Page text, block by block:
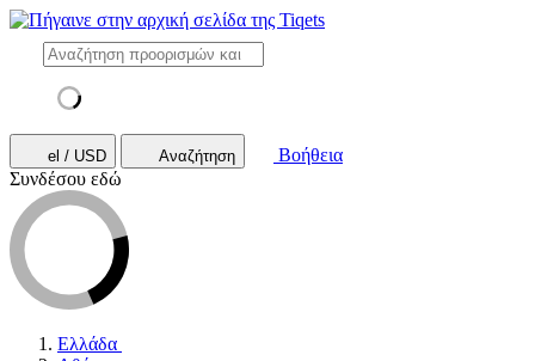
el / USD Αναζήτηση
Βοήθεια
Συνδέσου εδώ
Ελλάδα